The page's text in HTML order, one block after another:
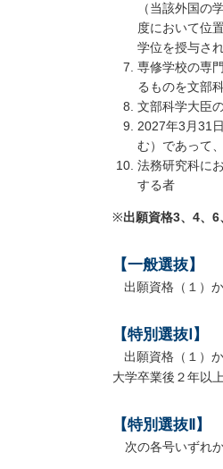
（当該外国の
度において位
学位を授与さ
専修学校の専
るものを文部
文部科学大臣
2027年3月31
む）であって
法務研究科に
する者
※出願資格3、4、
【一般選抜】
出願資格（１）
【特別選抜Ⅰ】
出願資格（１）
大学卒業後２年以
【特別選抜Ⅱ】
次の各号いずれ